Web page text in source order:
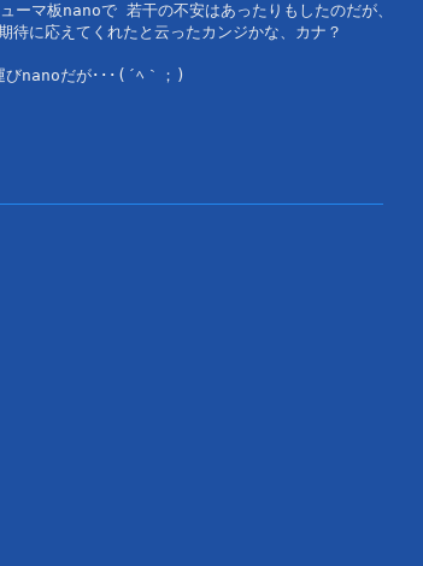
ーマ板nanoで 若干の不安はあったりもしたのだが、
に応えてくれたと云ったカンジかな、カナ？
びnanoだが･･･(´ﾍ｀；)